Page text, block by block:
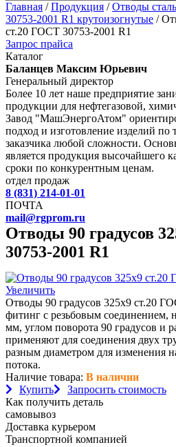
Главная /Продукция /Отводы
30753-2001 R1 крутоизогнутые /
ст.20 ГОСТ 30753-2001 R1
Запрос прайса
Каталог
Баланцев Максим Юрьевич
Генеральный директор
Более 10 лет наше предприятие
продукции для нефтегазовой,
Завод "МашЭнергоАтом"
подход и изготовление изделий по
заказчика любой сложности.
является продукция высочайшего
сроки по конкурентным ценам.
отдел продаж
8 (831) 214-01-01
ПОЧТА
mail@rgprom.ru
Отводы 90 градусов
30753-2001 R1
Увеличить
Отводы 90 градусов 325х9 ст.20
фитинг с резьбовым
мм, углом поворота 90 градусов и
применяют для соединения двух
разным диаметром для изменения
потока.
Наличие товара: В наличии
Купить
Запросить стоимость
Как получить деталь
самовывоз
Доставка курьером
Транспортной компанией